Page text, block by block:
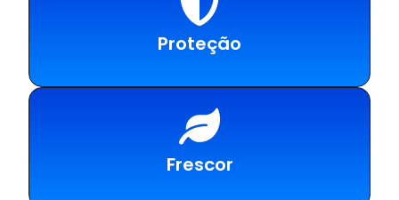
Proteção
Frescor